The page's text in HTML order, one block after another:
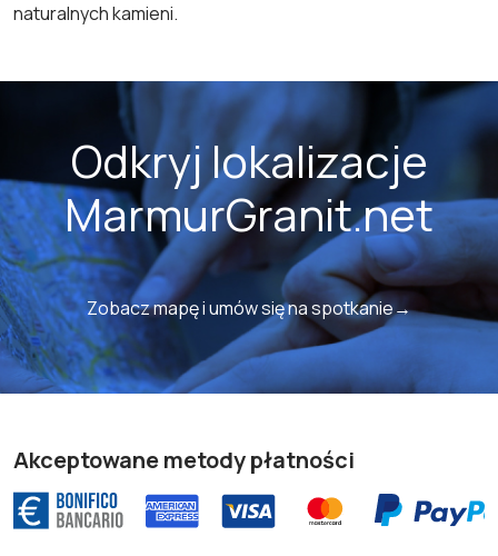
naturalnych kamieni.
Odkryj lokalizacje
MarmurGranit.net
Zobacz mapę i umów się na spotkanie→
Akceptowane metody płatności